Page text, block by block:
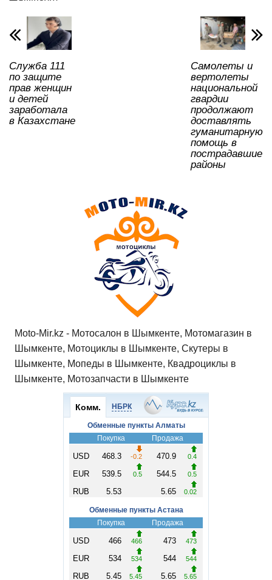
p
o
k
ть
Служба 111
по защите
прав женщин
и детей
заработала
в Казахстане
Самолеты и
вертолеты
национальной
гвардии
продолжают
доставлять
гуманитарную
помощь в
пострадавшие
районы
Moto-Mir.kz - Мотосалон в Шымкенте, Мотомагазин в
Шымкенте, Мотоциклы в Шымкенте, Скутеры в
Шымкенте, Мопеды в Шымкенте, Квадроциклы в
Шымкенте, Мотозапчасти в Шымкенте